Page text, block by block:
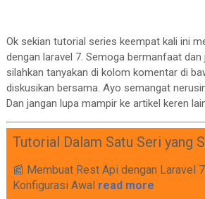
Ok sekian tutorial series keempat kali ini
dengan laravel 7. Semoga bermanfaat dan
silahkan tanyakan di kolom komentar di
diskusikan bersama. Ayo semangat
Dan jangan lupa mampir ke artikel keren
Tutorial Dalam Satu Seri yang
📰 Membuat Rest Api dengan Laravel
Konfigurasi Awal read more